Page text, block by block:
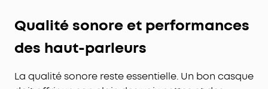
Qualité sonore et performances
des haut-parleurs
La qualité sonore reste essentielle. Un bon casque